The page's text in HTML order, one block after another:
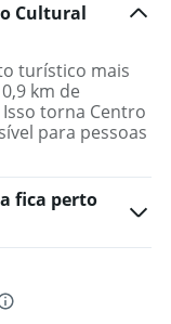
Cultural
turístico mais
km de
torna Centro
para pessoas
fica perto